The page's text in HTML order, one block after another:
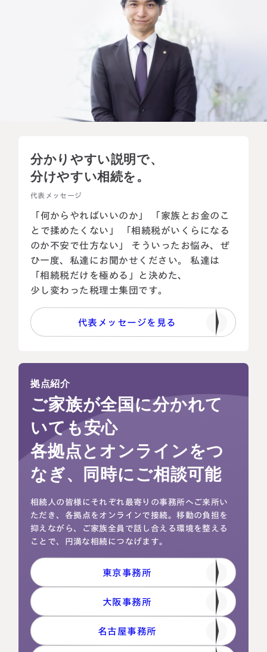
分かりやすい説明で、
分けやすい相続を。
代表メッセージ
「何からやればいいのか」 「家族とお金のこ
とで揉めたくない」 「相続税がいくらになる
のか不安で仕方ない」 そういったお悩み、ぜ
ひ一度、私達にお聞かせください。 私達は
「相続税だけを極める」と決めた、
少し変わった税理士集団です。
代表メッセージを見る
拠点紹介
ご家族が全国に分かれて
いても安心
各拠点とオンラインをつ
なぎ、同時にご相談可能
相続人の皆様にそれぞれ最寄りの事務所へご来所い
ただき、各拠点をオンラインで接続。移動の負担を
抑えながら、ご家族全員で話し合える環境を整える
ことで、円満な相続につなげます。
東京事務所
大阪事務所
名古屋事務所